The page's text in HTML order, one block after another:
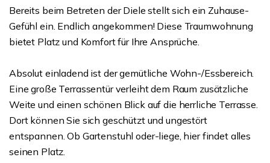
Bereits beim Betreten der Diele stellt sich ein Zuhause-
Gefühl ein. Endlich angekommen! Diese Traumwohnung
bietet Platz und Komfort für Ihre Ansprüche.
Absolut einladend ist der gemütliche Wohn-/Essbereich.
Eine große Terrassentür verleiht dem Raum zusätzliche
Weite und einen schönen Blick auf die herrliche Terrasse.
Dort können Sie sich geschützt und ungestört
entspannen. Ob Gartenstuhl oder-liege, hier findet alles
seinen Platz.